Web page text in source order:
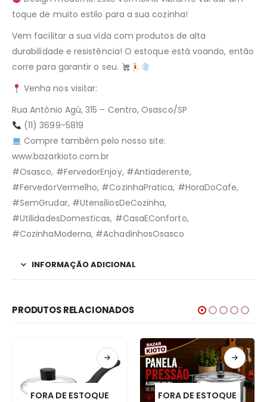
toque de muito estilo para a sua cozinha!
Vem facilitar a sua vida com produtos de alta
durabilidade e resistência! O estoque está voando, então
corre para garantir o seu.
Venha nos visitar:
Rua Antônio Agú, 315 – Centro, Osasco/SP
(11) 3699-5819
Compre também pelo nosso site:
www.bazarkioto.com.br
#Osasco, #FervedorEnjoy, #Antiaderente,
#FervedorVermelho, #CozinhaPratica, #HoraDoCafe,
#SemGrudar, #UtensiliosDeCozinha,
#UtilidadesDomesticas, #CasaEConforto,
#CozinhaModerna, #AchadinhosOsasco
INFORMAÇÃO ADICIONAL
PRODUTOS RELACIONADOS
FORA DE ESTOQUE FORA DE ESTOQUE